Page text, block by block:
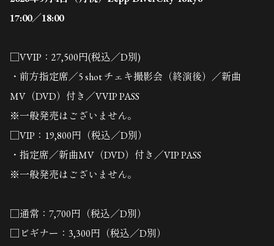
17:00／18:00
□VVIP：27,500円(税込／D別)
・前方指定席／5 shot チェキ撮影会（終演後）／新曲
MV（DVD）付き／VVIP PASS
※一般発売はございません。
□VIP：19,800円（税込／D別）
・指定席／新曲MV（DVD）付き／VIP PASS
※一般発売はございません。
□通常：7,700円（税込／D別）
□ビギナー：3,300円（税込／D別）